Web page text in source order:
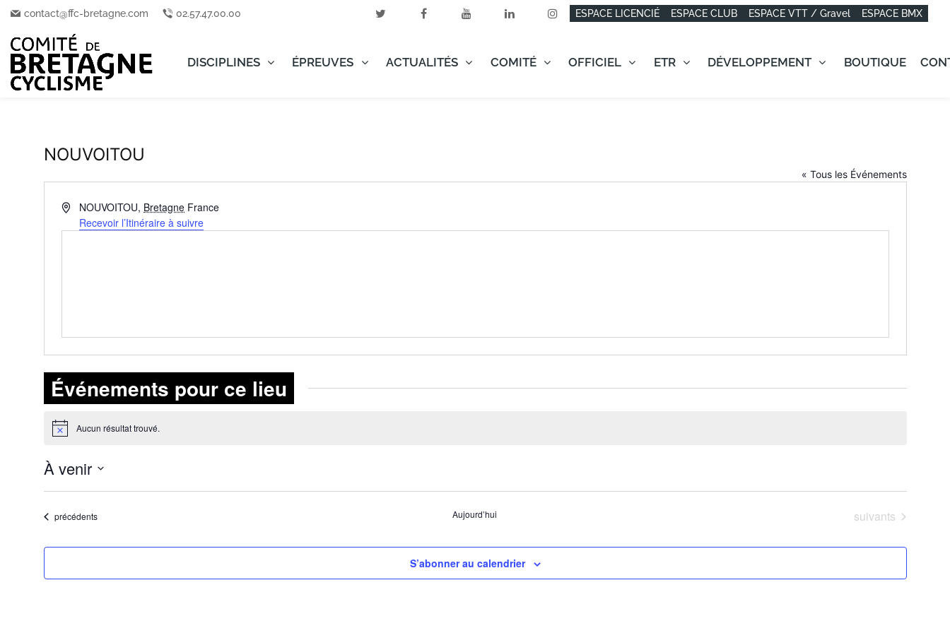
contact@ffc-bretagne.com 02.57.47.00.00 ESPACE LICENCIÉ ESPACE CLUB ESPACE VTT / Gravel ESPACE BMX
DISCIPLINES ÉPREUVES ACTUALITÉS COMITÉ OFFICIEL ETR DÉVELOPPEMENT BOUTIQUE
NOUVOITOU
« Tous les Événements
AdresseNOUVOITOU, Bretagne France
Recevoir l’Itinéraire à suivre
Événements pour ce lieu
Notice Aucun résultat trouvé.
À venir
date.Événements
précédents Aujourd’hui Événements
suivants
S’abonner au calendrier